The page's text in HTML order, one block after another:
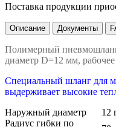
Поставка продукции
Описание Документы
Полимерный
диаметр D=12 мм,
Специальный шланг для
выдерживает высокие
Наружный диаметр
12
Радиус гибки по